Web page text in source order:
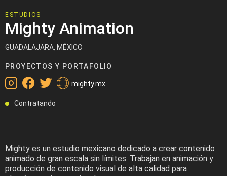
ESTUDIOS
Mighty Animation
GUADALAJARA, MÉXICO
PROYECTOS Y PORTAFOLIO
mighty.mx
Contratando
Mighty es un estudio mexicano dedicado a crear contenido
animado de gran escala sin límites. Trabajan en animación y
producción de contenido visual de alta calidad para